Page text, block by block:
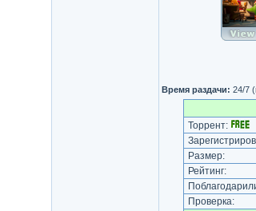
Время раздачи: 24/7
Торрент:
Размер:
Рейтинг:
Проверка: